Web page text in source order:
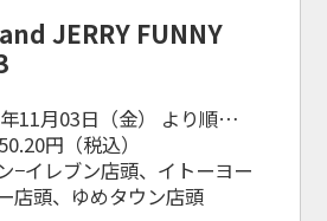
and JERRY FUNNY
11月03日（金） より順次発
！ 円（税込）
−イレブン店頭、イトーヨー
店頭、ゆめタウン店頭